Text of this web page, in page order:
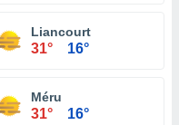
Liancourt
31° 16°
Méru
31° 16°